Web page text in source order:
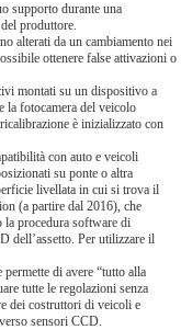
supporto durante una
produttore.
alterati da un cambiamento nei
ottenere false attivazioni o
montati su un dispositivo a
la fotocamera del veicolo
è inizializzato con
con auto e veicoli
su ponte o altra
livellata in cui si trova il
(a partire dal 2016), che
la procedura software di
dell’assetto. Per utilizzare il
di avere “tutto alla
tutte le regolazioni senza
dei costruttori di veicoli e
sensori CCD.